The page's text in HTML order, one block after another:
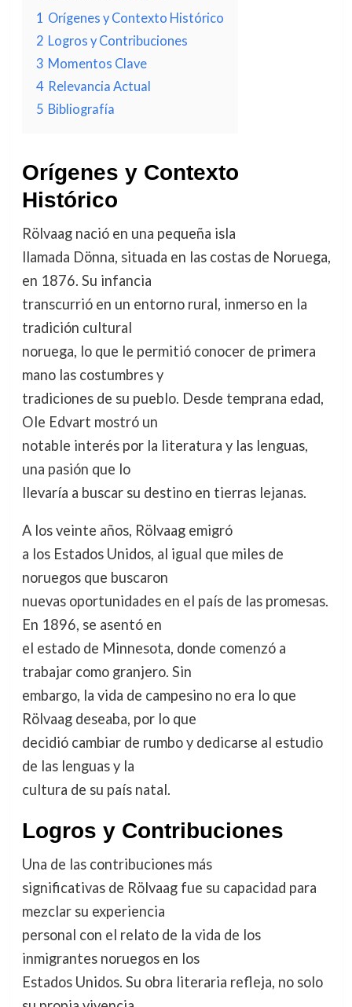
1 Orígenes y Contexto Histórico
2 Logros y Contribuciones
3 Momentos Clave
4 Relevancia Actual
5 Bibliografía
Orígenes y Contexto
Histórico
Rölvaag nació en una pequeña isla
llamada Dönna, situada en las costas de Noruega,
en 1876. Su infancia
transcurrió en un entorno rural, inmerso en la
tradición cultural
noruega, lo que le permitió conocer de primera
mano las costumbres y
tradiciones de su pueblo. Desde temprana edad,
Ole Edvart mostró un
notable interés por la literatura y las lenguas,
una pasión que lo
llevaría a buscar su destino en tierras lejanas.
A los veinte años, Rölvaag emigró
a los Estados Unidos, al igual que miles de
noruegos que buscaron
nuevas oportunidades en el país de las promesas.
En 1896, se asentó en
el estado de Minnesota, donde comenzó a
trabajar como granjero. Sin
embargo, la vida de campesino no era lo que
Rölvaag deseaba, por lo que
decidió cambiar de rumbo y dedicarse al estudio
de las lenguas y la
cultura de su país natal.
Logros y Contribuciones
Una de las contribuciones más
significativas de Rölvaag fue su capacidad para
mezclar su experiencia
personal con el relato de la vida de los
inmigrantes noruegos en los
Estados Unidos. Su obra literaria refleja, no solo